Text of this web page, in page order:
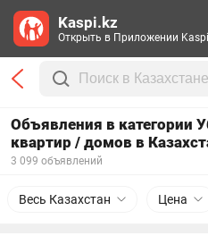
Объявления в категории
квартир / домов в
3 099 объявлений
Весь Казахстан Цена
Kaspi.kz
Открыть в Приложении